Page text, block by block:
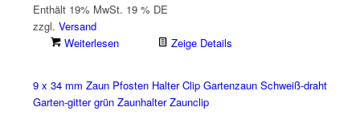
Enthält 19% MwSt. 19 % DE
zzgl. Versand
Weiterlesen
Zeige Details
9 x 34 mm Zaun Pfosten Halter Clip Gartenzaun Schweiß-draht
Garten-gitter grün Zaunhalter Zaunclip